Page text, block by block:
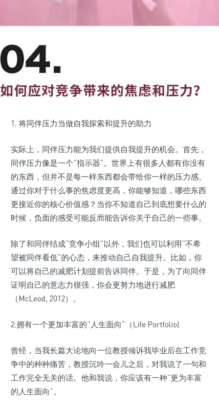
1. 将同伴压力当做自我探索和提升的助力
实际上，同伴压力能为我们提供自我提升的机会。首先，
同伴压力像是一个“指示器”。世界上有很多人都有你没有
的东西，但并不是每一样东西都会带给你一样的压力感。
通过你对于什么事的焦虑度更高，你能够知道，哪些东西
更接近你的核心价值感？当你不知道自己到底想要什么的
时候，负面的感受可能反而能告诉你关于自己的一些事。
除了和同伴结成“竞争小组”以外，我们也可以利用“不希
望被同伴看低”的心态，来推动自己自我提升。比如，你
可以将自己的减肥计划提前告诉同伴。于是，为了向同伴
证明自己的意志力很强，你会更努力地进行减肥
（McLeod, 2012）。
2.拥有一个更加丰富的“人生面向”（Life Portfolio)
曾经，当我长篇大论地向一位教授倾诉我毕业后在工作竞
争中的种种痛苦，教授沉吟一会儿之后，对我说了一句和
工作完全无关的话。他和我说，你应该有一种“更为丰富
的人生面向”。